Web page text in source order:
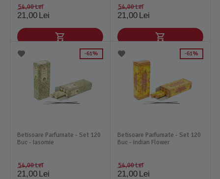
54,00Lei
21,00 Lei
54,00Lei
21,00 Lei
61%
Betisoare Parfumate - Set 120
Buc - Iasomie
54,00Lei
21,00 Lei
61%
Betisoare Parfumate - Set 120
Buc - Indian Flower
54,00Lei
21,00 Lei